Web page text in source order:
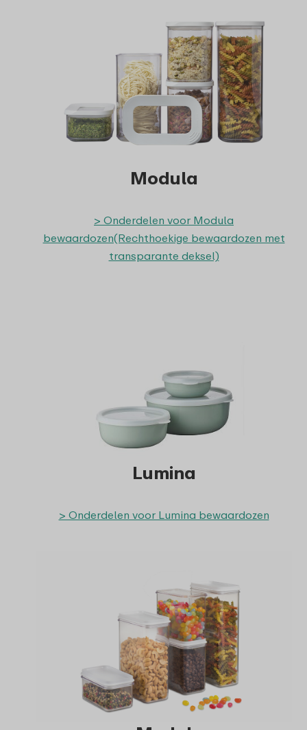
Modula
> Onderdelen voor Modula
bewaardozen(Rechthoekige bewaardozen met
transparante deksel)
Lumina
> Onderdelen voor Lumina bewaardozen